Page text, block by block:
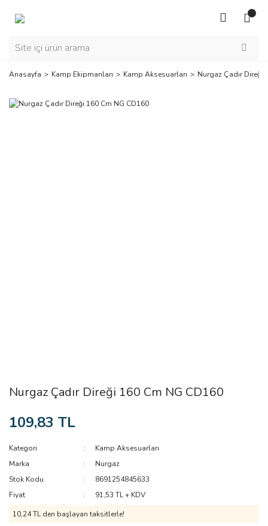
Anasayfa Kamp Ekipmanları Kamp Aksesuarları Nurgaz Çadır Direği
Nurgaz Çadır Direği 160 Cm NG CD160
109,83 TL
Kategori
Kamp Aksesuarları
Marka
Nurgaz
Stok Kodu
8691254845633
Fiyat
91,53 TL + KDV
10,24 TL den başlayan taksitlerle!